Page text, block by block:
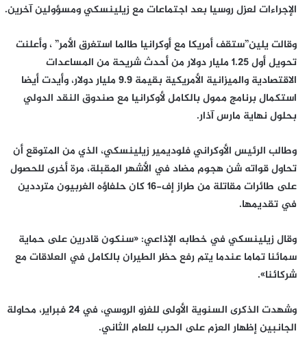
الإجراءات لعزل روسيا بعد اجتماعات مع زيلينسكي ومسؤولين آخرين.
وقالت يلين”ستقف أمريكا مع أوكرانيا طالما استغرق الأمر” ، وأعلنت
تحويل أول 1.25 مليار دولار من أحدث شريحة من المساعدات
الاقتصادية والميزانية الأمريكية بقيمة 9.9 مليار دولار، وأيدت أيضا
استكمال برنامج ممول بالكامل لأوكرانيا مع صندوق النقد الدولي
بحلول نهاية مارس آذار.
وطالب الرئيس الأوكراني فلوديمير زيلينسكي، الذي من المتوقع أن
تحاول قواته شن هجوم مضاد في الأشهر المقبلة، مرة أخرى للحصول
على طائرات مقاتلة من طراز إف-16 كان حلفاؤه الغربيون مترددين
في تقديمها.
وقال زيلينسكي في خطابه الإذاعي: «سنكون قادرين على حماية
سمائنا تماما عندما يتم رفع حظر الطيران بالكامل في العلاقات مع
شركائنا».
وشهدت الذكرى السنوية الأولى للغزو الروسي، في 24 فبراير، محاولة
الجانبين إظهار العزم على الحرب للعام الثاني.